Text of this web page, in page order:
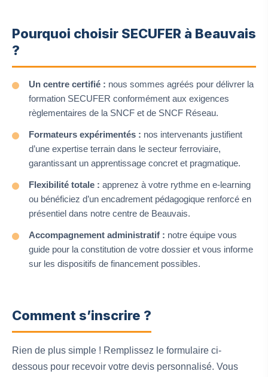
Pourquoi choisir SECUFER à Beauvais
?
Un centre certifié : nous sommes agréés pour délivrer la
formation SECUFER conformément aux exigences
règlementaires de la SNCF et de SNCF Réseau.
Formateurs expérimentés : nos intervenants justifient
d’une expertise terrain dans le secteur ferroviaire,
garantissant un apprentissage concret et pragmatique.
Flexibilité totale : apprenez à votre rythme en e-learning
ou bénéficiez d’un encadrement pédagogique renforcé en
présentiel dans notre centre de Beauvais.
Accompagnement administratif : notre équipe vous
guide pour la constitution de votre dossier et vous informe
sur les dispositifs de financement possibles.
Comment s’inscrire ?
Rien de plus simple ! Remplissez le formulaire ci-
dessous pour recevoir votre devis personnalisé. Vous